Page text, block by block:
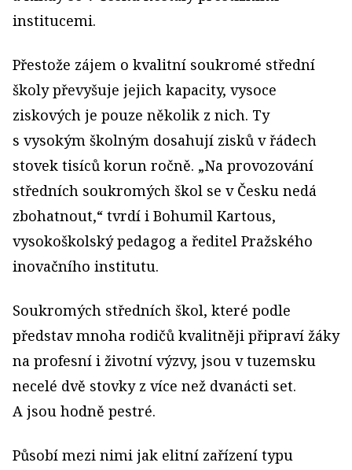
institucemi.
Přestože zájem o kvalitní soukromé střední
školy převyšuje jejich kapacity, vysoce
ziskových je pouze několik z nich. Ty
s vysokým školným dosahují zisků v řádech
stovek tisíců korun ročně. „Na provozování
středních soukromých škol se v Česku nedá
zbohatnout,“ tvrdí i Bohumil Kartous,
vysokoškolský pedagog a ředitel Pražského
inovačního institutu.
Soukromých středních škol, které podle
představ mnoha rodičů kvalitněji připraví žáky
na profesní i životní výzvy, jsou v tuzemsku
necelé dvě stovky z více než dvanácti set.
A jsou hodně pestré.
Působí mezi nimi jak elitní zařízení typu